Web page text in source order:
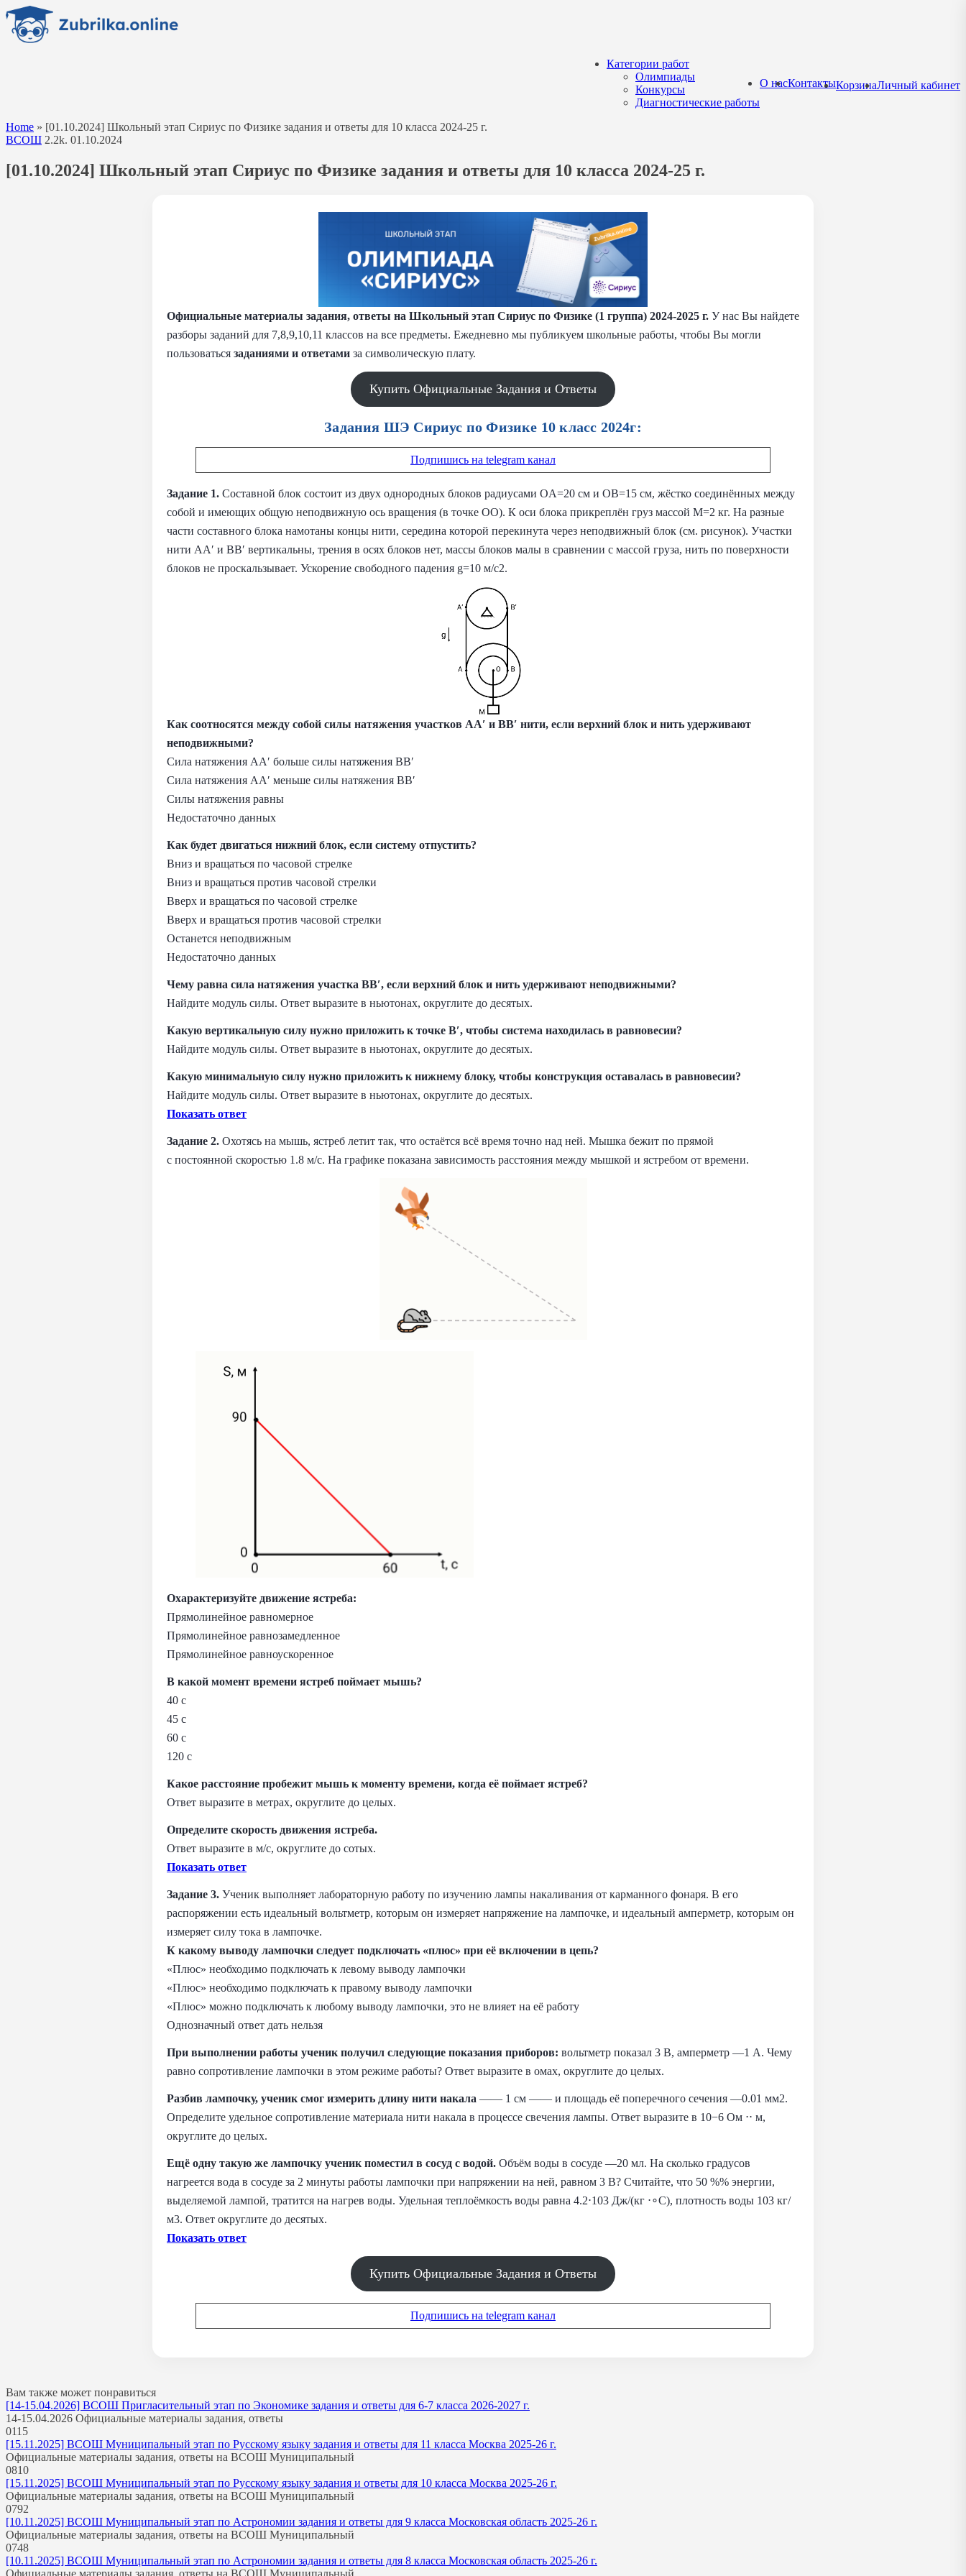
Перейти
содержанию
Категории работ
Олимпиады
Конкурсы
Диагностические работы
О насКонтактыКорзинаЛичный кабинет
Home » [01.10.2024] Школьный этап Сириус по Физике задания и ответы для 10 класса 2024-25 г.
ВСОШ 2.2k. 01.10.2024
[01.10.2024] Школьный этап Сириус по Физике задания и ответы для 10 класса 2024-25 г.
Официальные материалы задания, ответы на Школьный этап Сириус по Физике (1 группа) 2024-2025 г. У нас Вы найдете
разборы заданий для 7,8,9,10,11 классов на все предметы. Ежедневно мы публикуем школьные работы, чтобы Вы могли
пользоваться заданиями и ответами за символическую плату.
Купить Официальные Задания и Ответы
Задания ШЭ Сириус по Физике 10 класс 2024г:
Подпишись на telegram канал
Задание 1. Составной блок состоит из двух однородных блоков радиусами OA=20 см и OB=15 см, жёстко соединённых между
собой и имеющих общую неподвижную ось вращения (в точке OO). К оси блока прикреплён груз массой M=2 кг. На разные
части составного блока намотаны концы нити, середина которой перекинута через неподвижный блок (см. рисунок). Участки
нити AA′ и BB′ вертикальны, трения в осях блоков нет, массы блоков малы в сравнении с массой груза, нить по поверхности
блоков не проскальзывает. Ускорение свободного падения g=10 м/с2.
Как соотносятся между собой силы натяжения участков AA′ и BB′ нити, если верхний блок и нить удерживают
неподвижными?
Сила натяжения AA′ больше силы натяжения BB′
Сила натяжения AA′ меньше силы натяжения BB′
Силы натяжения равны
Недостаточно данных
Как будет двигаться нижний блок, если систему отпустить?
Вниз и вращаться по часовой стрелке
Вниз и вращаться против часовой стрелки
Вверх и вращаться по часовой стрелке
Вверх и вращаться против часовой стрелки
Останется неподвижным
Недостаточно данных
Чему равна сила натяжения участка BB′, если верхний блок и нить удерживают неподвижными?
Найдите модуль силы. Ответ выразите в ньютонах, округлите до десятых.
Какую вертикальную силу нужно приложить к точке B′, чтобы система находилась в равновесии?
Найдите модуль силы. Ответ выразите в ньютонах, округлите до десятых.
Какую минимальную силу нужно приложить к нижнему блоку, чтобы конструкция оставалась в равновесии?
Найдите модуль силы. Ответ выразите в ньютонах, округлите до десятых.
Показать ответ
Задание 2. Охотясь на мышь, ястреб летит так, что остаётся всё время точно над ней. Мышка бежит по прямой
с постоянной скоростью 1.8 м/с. На графике показана зависимость расстояния между мышкой и ястребом от времени.
Охарактеризуйте движение ястреба:
Прямолинейное равномерное
Прямолинейное равнозамедленное
Прямолинейное равноускоренное
В какой момент времени ястреб поймает мышь?
40 с
45 с
60 с
120 с
Какое расстояние пробежит мышь к моменту времени, когда её поймает ястреб?
Ответ выразите в метрах, округлите до целых.
Определите скорость движения ястреба.
Ответ выразите в м/с, округлите до сотых.
Показать ответ
Задание 3. Ученик выполняет лабораторную работу по изучению лампы накаливания от карманного фонаря. В его
распоряжении есть идеальный вольтметр, которым он измеряет напряжение на лампочке, и идеальный амперметр, которым он
измеряет силу тока в лампочке.
К какому выводу лампочки следует подключать «плюс» при её включении в цепь?
«Плюс» необходимо подключать к левому выводу лампочки
«Плюс» необходимо подключать к правому выводу лампочки
«Плюс» можно подключать к любому выводу лампочки, это не влияет на её работу
Однозначный ответ дать нельзя
При выполнении работы ученик получил следующие показания приборов: вольтметр показал 3 В, амперметр —1 А. Чему
равно сопротивление лампочки в этом режиме работы? Ответ выразите в oмах, округлите до целых.
Разбив лампочку, ученик смог измерить длину нити накала —— 1 см —— и площадь её поперечного сечения —0.01 мм2.
Определите удельное сопротивление материала нити накала в процессе свечения лампы. Ответ выразите в 10−6 Ом ⋅⋅ м,
округлите до целых.
Ещё одну такую же лампочку ученик поместил в сосуд с водой. Объём воды в сосуде —20 мл. На сколько градусов
нагреется вода в сосуде за 2 минуты работы лампочки при напряжении на ней, равном 3 В? Считайте, что 50 %% энергии,
выделяемой лампой, тратится на нагрев воды. Удельная теплоёмкость воды равна 4.2⋅103 Дж/(кг ⋅∘C), плотность воды 103 кг/
м3. Ответ округлите до десятых.
Показать ответ
Купить Официальные Задания и Ответы
Подпишись на telegram канал
Вам также может понравиться
[14-15.04.2026] ВСОШ Пригласительный этап по Экономике задания и ответы для 6-7 класса 2026-2027 г.
14-15.04.2026 Официальные материалы задания, ответы
0115
[15.11.2025] ВСОШ Муниципальный этап по Русскому языку задания и ответы для 11 класса Москва 2025-26 г.
Официальные материалы задания, ответы на ВСОШ Муниципальный
0810
[15.11.2025] ВСОШ Муниципальный этап по Русскому языку задания и ответы для 10 класса Москва 2025-26 г.
Официальные материалы задания, ответы на ВСОШ Муниципальный
0792
[10.11.2025] ВСОШ Муниципальный этап по Астрономии задания и ответы для 9 класса Московская область 2025-26 г.
Официальные материалы задания, ответы на ВСОШ Муниципальный
0748
[10.11.2025] ВСОШ Муниципальный этап по Астрономии задания и ответы для 8 класса Московская область 2025-26 г.
Официальные материалы задания, ответы на ВСОШ Муниципальный